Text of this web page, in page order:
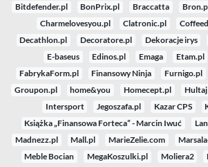
Bitdefender.pl
BonPrix.pl Braccatta
Charmelovesyou.pl
Clatronic.pl
Decathlon.pl
Decoratore.pl Dekoracje irys
E-baseus
Edinos.pl Emaga Etam.pl
FabrykaForm.pl
Finansowy Ninja Furnigo.pl
Groupon.pl
home&you Homecept.pl
Intersport
Jegoszafa.pl Kazar CPS
Książka „Finansowa Forteca” - Marcin Iwuć
Madnezz.pl
Mall.pl MarieZelie.com
Meble Bocian
MegaKoszulki.pl Moliera2